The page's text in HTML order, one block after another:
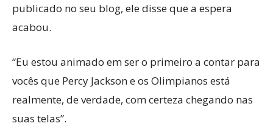
publicado no seu blog, ele disse que a espera
acabou.
“Eu estou animado em ser o primeiro a contar para
vocês que Percy Jackson e os Olimpianos está
realmente, de verdade, com certeza chegando nas
suas telas”.